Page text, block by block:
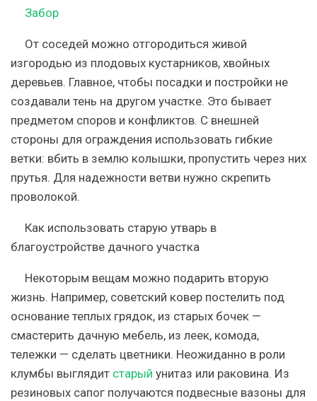
Забор
От соседей можно отгородиться живой
изгородью из плодовых кустарников, хвойных
деревьев. Главное, чтобы посадки и постройки не
создавали тень на другом участке. Это бывает
предметом споров и конфликтов. С внешней
стороны для ограждения использовать гибкие
ветки: вбить в землю колышки, пропустить через них
прутья. Для надежности ветви нужно скрепить
проволокой.
Как использовать старую утварь в
благоустройстве дачного участка
Некоторым вещам можно подарить вторую
жизнь. Например, советский ковер постелить под
основание теплых грядок, из старых бочек —
смастерить дачную мебель, из леек, комода,
тележки — сделать цветники. Неожиданно в роли
клумбы выглядит старый унитаз или раковина. Из
резиновых сапог получаются подвесные вазоны для